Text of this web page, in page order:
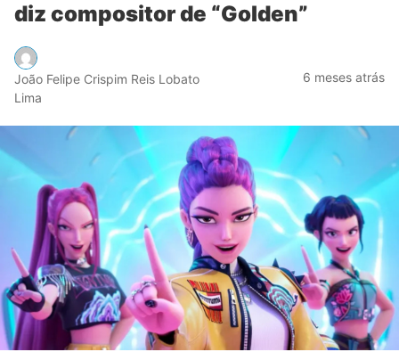
diz compositor de “Golden”
João Felipe Crispim Reis Lobato
Lima
6 meses atrás